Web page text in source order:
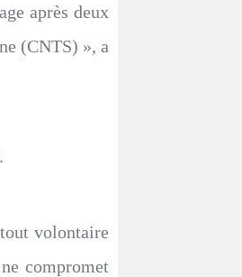
après deux
(CNTS) », a
volontaire
compromet